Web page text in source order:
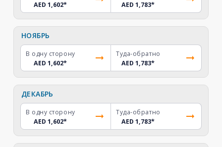
AED 1,602*
AED 1,783*
НОЯБРЬ
В одну сторону
AED 1,602*
Туда-обратно
AED 1,783*
ДЕКАБРЬ
В одну сторону
AED 1,602*
Туда-обратно
AED 1,783*